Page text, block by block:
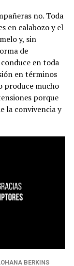
no. Toda
en calabozo y el
y, sin
de
en toda
en términos
produce mucho
porque
la convivencia y
BERKINS